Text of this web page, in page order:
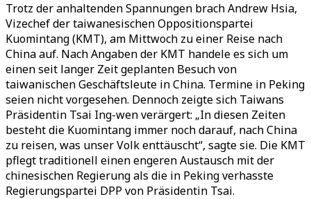
Trotz der anhaltenden Spannungen brach Andrew Hsia,
Vizechef der taiwanesischen Oppositionspartei
Kuomintang (KMT), am Mittwoch zu einer Reise nach
China auf. Nach Angaben der KMT handele es sich um
einen seit langer Zeit geplanten Besuch von
taiwanischen Geschäftsleute in China. Termine in Peking
seien nicht vorgesehen. Dennoch zeigte sich Taiwans
Präsidentin Tsai Ing-wen verärgert: „In diesen Zeiten
besteht die Kuomintang immer noch darauf, nach China
zu reisen, was unser Volk enttäuscht“, sagte sie. Die KMT
pflegt traditionell einen engeren Austausch mit der
chinesischen Regierung als die in Peking verhasste
Regierungspartei DPP von Präsidentin Tsai.